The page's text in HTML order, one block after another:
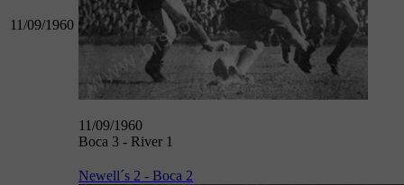
11/09/1960
11/09/1960
Boca 3 - River 1
Newell´s 2 - Boca 2